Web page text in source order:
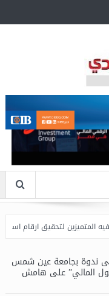
لتحقيق ارقام استثنائية في
ندوة بجامعة عين شمس
المالي” على هامش